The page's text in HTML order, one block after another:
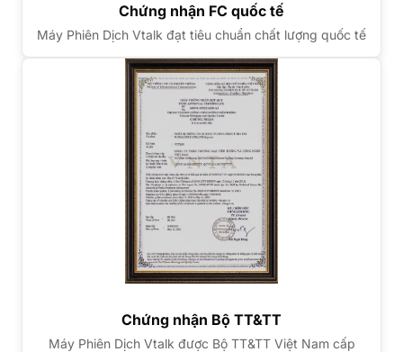
Chứng nhận FC quốc tế
Máy Phiên Dịch Vtalk đạt tiêu chuẩn chất lượng quốc tế
Chứng nhận Bộ TT&TT
Máy Phiên Dịch Vtalk được Bộ TT&TT Việt Nam cấp